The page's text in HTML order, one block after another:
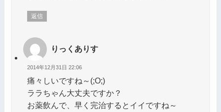
返信
りっくありす
2014年12月31日 22:06
痛々しいですね～(;O;)
ララちゃん大丈夫ですか？
お薬飲んで、早く完治するとイイですね～